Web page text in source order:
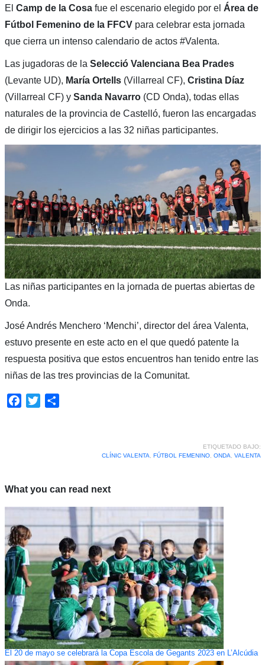
El Camp de la Cosafue el escenario elegido por el Área de
Fútbol Femenino de la FFCVpara celebrar esta jornada
que cierra un intenso calendario de actos #Valenta.
Las jugadoras de la Selecció Valenciana Bea Prades
(Levante UD), María Ortells(Villarreal CF), Cristina Díaz
(Villarreal CF) y Sanda Navarro(CD Onda), todas ellas
naturales de la provincia de Castelló, fueron las encargadas
de dirigir los ejercicios a las 32 niñas participantes.
Las niñas participantes en la jornada de puertas abiertas de
Onda.
José Andrés Menchero ‘Menchi’, director del área Valenta,
estuvo presente en este acto en el que quedó patente la
respuesta positiva que estos encuentros han tenido entre las
niñas de las tres provincias de la Comunitat.
Facebook
Twitter
ETIQUETADO BAJO:
CLÍNIC VALENTA, FÚTBOL FEMENINO, ONDA, VALENTA
What you can read next
El 20 de mayo se celebrará la Copa Escola de Gegants 2023 en L’Alcúdia